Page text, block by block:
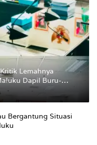
Lemahnya
Dapil Buru-
Perubahan Status
Bergantung Situasi